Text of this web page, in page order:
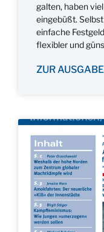
galten, haben
eingebüßt. Selbst
einfache
flexibler und
ZUR AUSGABE